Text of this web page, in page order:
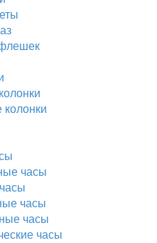
часы
часы
часы
часы